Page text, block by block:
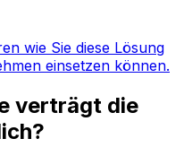
wie Sie diese Lösung
einsetzen können.
verträgt die